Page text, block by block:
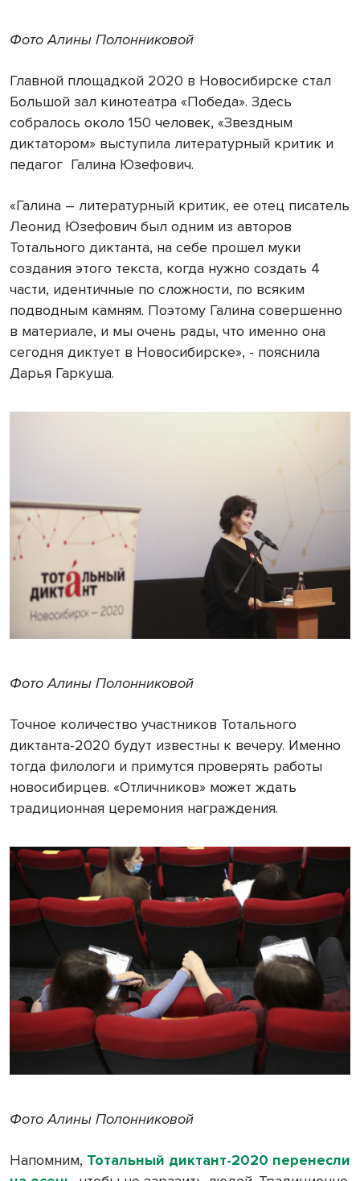
Фото Алины Полонниковой
Главной площадкой 2020 в Новосибирске стал
Большой зал кинотеатра «Победа». Здесь
собралось около 150 человек, «Звездным
диктатором» выступила литературный критик и
педагог Галина Юзефович.
«Галина – литературный критик, ее отец писатель
Леонид Юзефович был одним из авторов
Тотального диктанта, на себе прошел муки
создания этого текста, когда нужно создать 4
части, идентичные по сложности, по всяким
подводным камням. Поэтому Галина совершенно
в материале, и мы очень рады, что именно она
сегодня диктует в Новосибирске», - пояснила
Дарья Гаркуша.
Фото Алины Полонниковой
Точное количество участников Тотального
диктанта-2020 будут известны к вечеру. Именно
тогда филологи и примутся проверять работы
новосибирцев. «Отличников» может ждать
традиционная церемония награждения.
Фото Алины Полонниковой
Напомним, Тотальный диктант-2020 перенесли